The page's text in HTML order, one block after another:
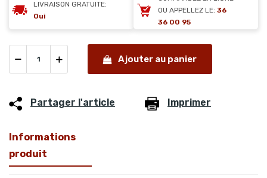
LIVRAISON GRATUITE:
Oui
OU APPELLEZ LE: 36
36 00 95
Ajouter au panier
Partager l'article Imprimer
Informations
produit